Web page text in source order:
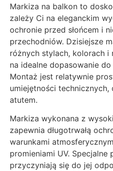
Markiza na balkon to
zależy Ci na eleganckim
ochronie przed słońcem i
przechodniów. Dzisiejsze
różnych stylach, kolorach i
na idealne dopasowanie
Montaż jest relatywnie
umiejętności
atutem.
Markiza wykonana z
zapewnia długotrwałą
warunkami
promieniami UV. Specjalne
przyczyniają się do jej